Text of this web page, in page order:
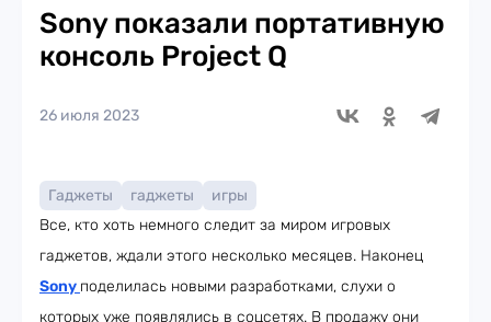
Sony показали портативную
консоль Project Q
26 июля 2023
Гаджеты гаджеты
игры
Все, кто хоть немного следит за миром игровых
гаджетов, ждали этого несколько месяцев. Наконец
Sony поделилась новыми разработками, слухи о
которых уже появлялись в соцсетях. В продажу они